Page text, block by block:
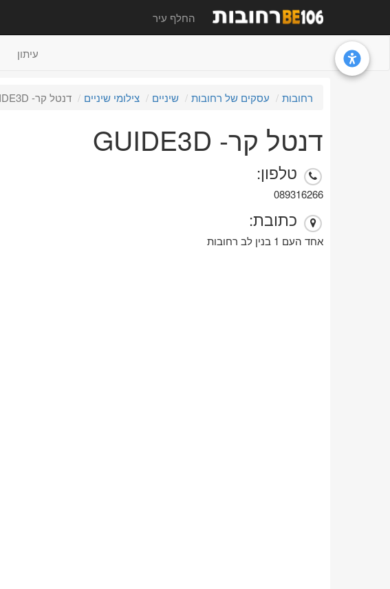
החלף עיר
עיתון
רחובות עסקים של רחובות שיניים צילומי שיניים דנטל קר- GUIDE3D
דנטל קר- GUIDE3D
טלפון:
089316266
כתובת:
אחד העם 1 בנין לב רחובות